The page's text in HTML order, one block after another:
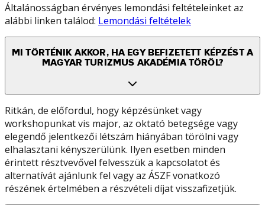
Általánosságban érvényes lemondási feltételeinket az
alábbi linken találod: Lemondási feltételek
MI TÖRTÉNIK AKKOR, HA EGY BEFIZETETT KÉPZÉST A
MAGYAR TURIZMUS AKADÉMIA TÖRÖL?
Ritkán, de előfordul, hogy képzésünket vagy
workshopunkat vis major, az oktató betegsége vagy
elegendő jelentkezői létszám hiányában törölni vagy
elhalasztani kényszerülünk. Ilyen esetben minden
érintett résztvevővel felvesszük a kapcsolatot és
alternatívát ajánlunk fel vagy az ÁSZF vonatkozó
részének értelmében a részvételi díjat visszafizetjük.